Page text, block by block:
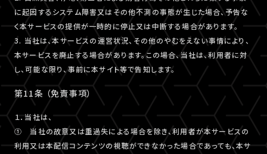
に起因するシステム障害又はその他不測の事態が生じた場合、予告な
く本サービスの提供が一時的に停止又は中断する場合があります。
3. 当社は、本サービスの運営状況、その他のやむをえない事情により、
本サービスを廃止する場合があります。この場合、当社は、利用者に対
し、可能な限り、事前に本サイト等で告知します。
第11条 （免責事項）
１．当社は、
① 当社の故意又は重過失による場合を除き、利用者が本サービスの
利用又は本配信コンテンツの視聴ができなかった場合であっても、本サ